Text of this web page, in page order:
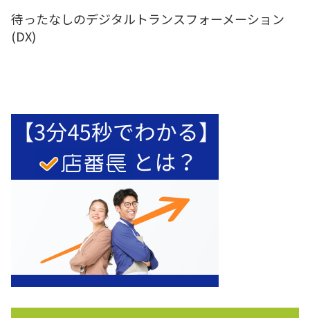
待ったなしのデジタルトランスフォーメーション
(DX)